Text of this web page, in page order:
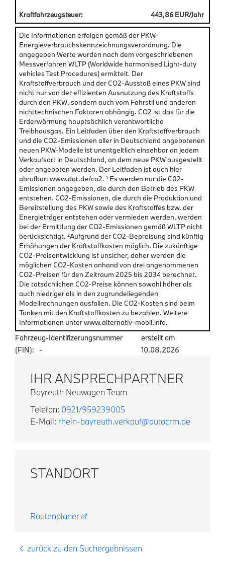
Kraftfahrzeugsteuer: 443,86 EUR/Jahr
Die Informationen erfolgen gemäß der PKW-
Energieverbrauchskennzeichnungsverordnung. Die
angegeben Werte wurden nach dem vorgeschriebenen
Messverfahren WLTP (Worldwide harmonised Light-duty
vehicles Test Procedures) ermittelt. Der
Kraftstoffverbrauch und der CO2-Ausstoß eines PKW sind
nicht nur von der effizienten Ausnutzung des Kraftstoffs
durch den PKW, sondern auch vom Fahrstil und anderen
nichttechnischen Faktoren abhängig. CO2 ist das für die
Erderwärmung hauptsächlich verantwortliche
Treibhausgas. Ein Leitfaden über den Kraftstoffverbrauch
und die CO2-Emissionen aller in Deutschland angebotenen
neuen PKW-Modelle ist unentgeltlich einsehbar an jedem
Verkaufsort in Deutschland, an dem neue PKW ausgestellt
oder angeboten werden. Der Leitfaden ist auch hier
abrufbar: www.dat.de/co2. ¹ Es werden nur die C02-
Emissionen angegeben, die durch den Betrieb des PKW
entstehen. CO2-Emissionen, die durch die Produktion und
Bereitstellung des PKW sowie des Kraftstoffes bzw. der
Energieträger entstehen oder vermieden werden, werden
bei der Ermittlung der CO2-Emissionen gemäß WLTP nicht
berücksichtigt. ²Aufgrund der CO2-Bepreisung sind künftig
Erhöhungen der Kraftstoffkosten möglich. Die zukünftige
CO2-Preisentwicklung ist unsicher, daher werden die
möglichen CO2-Kosten anhand von drei angenommenen
CO2-Preisen für den Zeitraum 2025 bis 2034 berechnet.
Die tatsächlichen CO2-Preise können sowohl höher als
auch niedriger als in den zugrundeliegenden
Modellrechnungen ausfallen. Die CO2-Kosten sind beim
Tanken mit den Kraftstoffkosten zu bezahlen. Weitere
Informationen unter www.alternativ-mobil.info.
Fahrzeug-Identifizerungsnummer
(FIN): -
erstellt am
10.08.2026
IHR ANSPRECHPARTNER
Bayreuth Neuwagen Team
Telefon: 0921/959239005
E-Mail: rhein-bayreuth.verkauf@autocrm.de
STANDORT
Routenplaner
zurück zu den Suchergebnissen